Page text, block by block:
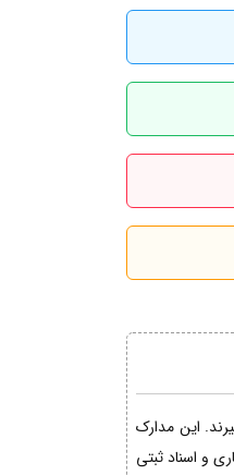
این مدارک
و اسناد ثبتی